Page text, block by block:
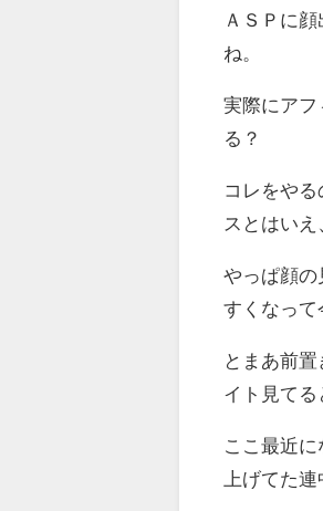
ＡＳＰに
ね。
実際にアフ
る？
コレをや
スとはいえ
やっぱ顔の
すくなって
とまあ前
イト見てる
ここ最近
上げてた